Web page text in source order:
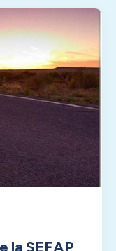
la SEFAP